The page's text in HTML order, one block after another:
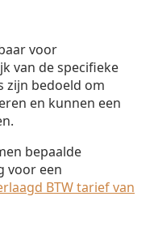
voor
van de specifieke
zijn bedoeld om
en kunnen een
bepaalde
voor een
BTW tarief van